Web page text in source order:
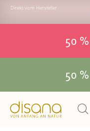
Direkt vom Hersteller
50
50